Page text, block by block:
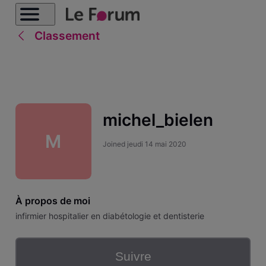
Classement
M
michel_bielen
Joined jeudi 14 mai 2020
À propos de moi
infirmier hospitalier en diabétologie et dentisterie
Suivre